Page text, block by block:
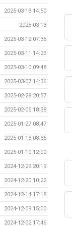
2025-03-13 14:50
2025-03-13
2025-03-12 07:35
2025-03-11 14:23
2025-03-10 09:48
2025-03-07 14:36
2025-02-28 20:57
2025-02-05 18:38
2025-01-27 08:47
2025-01-13 08:36
2025-01-10 12:00
2024-12-29 20:19
2024-12-20 10:22
2024-12-14 17:18
2024-12-09 15:00
2024-12-02 17:46